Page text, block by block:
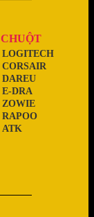
CHUỘT
ATK
RAPOO
ZOWIE
E-DRA
DAREU
CORSAIR
LOGITECH